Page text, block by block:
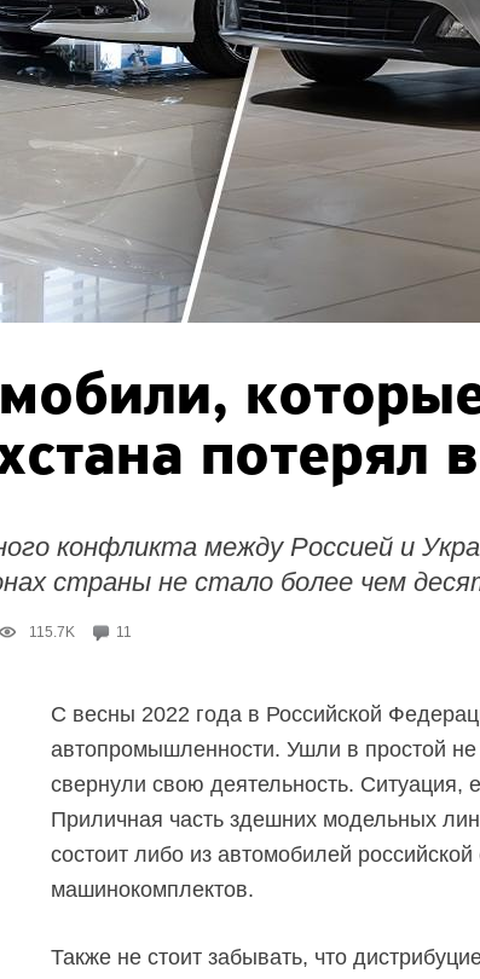
потерял
конфликта между Россией и
страны не стало более чем
115.7K 11
С весны 2022 года в Российской
автопромышленности. Ушли в простой
свернули свою деятельность. Ситуация,
Приличная часть здешних модельных
состоит либо из автомобилей
машинокомплектов.
Также не стоит забывать, что